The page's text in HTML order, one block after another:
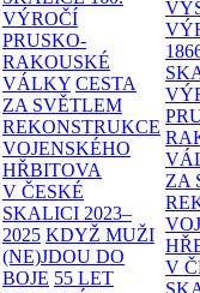
VÝROČÍ
PRUSKO-
RAKOUSKÉ
VÁLKY CESTA
ZA SVĚTLEM
REKONSTRUKCE
VOJENSKÉHO
HŘBITOVA
V ČESKÉ
SKALICI 2023–
2025 KDYŽ MUŽI
(NE)JDOU DO
BOJE 55 LET
ZA
V